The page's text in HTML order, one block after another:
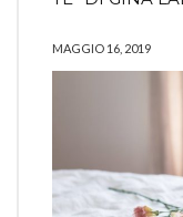
MAGGIO 16, 2019